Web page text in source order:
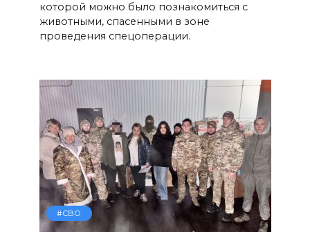
которой можно было познакомиться с
животными, спасенными в зоне
проведения спецоперации.
#СВО